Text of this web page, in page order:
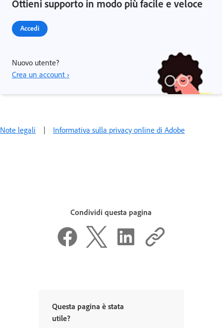
Ottieni supporto in modo più facile e veloce
Accedi
Nuovo utente?
Crea un account ›
Note legali | Informativa sulla privacy online di Adobe
Condividi questa pagina
Questa pagina è stata
utile?